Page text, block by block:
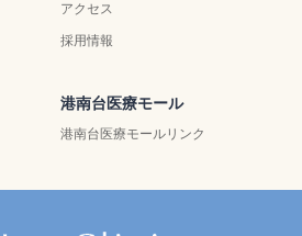
アクセス
採用情報
港南台医療モール
港南台医療モールリンク